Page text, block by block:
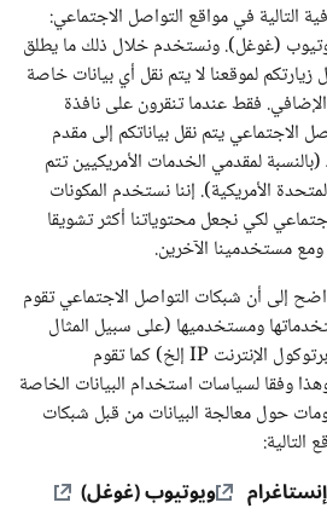
التالية في مواقع التواصل الاجتماعي:
(غوغل). ونستخدم خلال ذلك ما يطلق
زيارتكم لموقعنا لا يتم نقل أي بيانات خاصة
فقط عندما تنقرون على نافذة
الاجتماعي يتم نقل بياناتكم إلى مقدم
لمقدمي الخدمات الأمريكيين تتم
الأمريكية). إننا نستخدم المكونات
لكي نجعل محتوياتنا أكثر تشويقا
ومع مستخدمينا الآخرين.
إلى أن شبكات التواصل الاجتماعي تقوم
ومستخدميها (على سبيل المثال
المعلومات الشخصية وعنوان برتوكول الإنترنت IP إلخ) كما تقوم
وفقا لسياسات استخدام البيانات الخاصة
حول معالجة البيانات من قبل شبكات
التالية:
ويوتيوب (غوغل)